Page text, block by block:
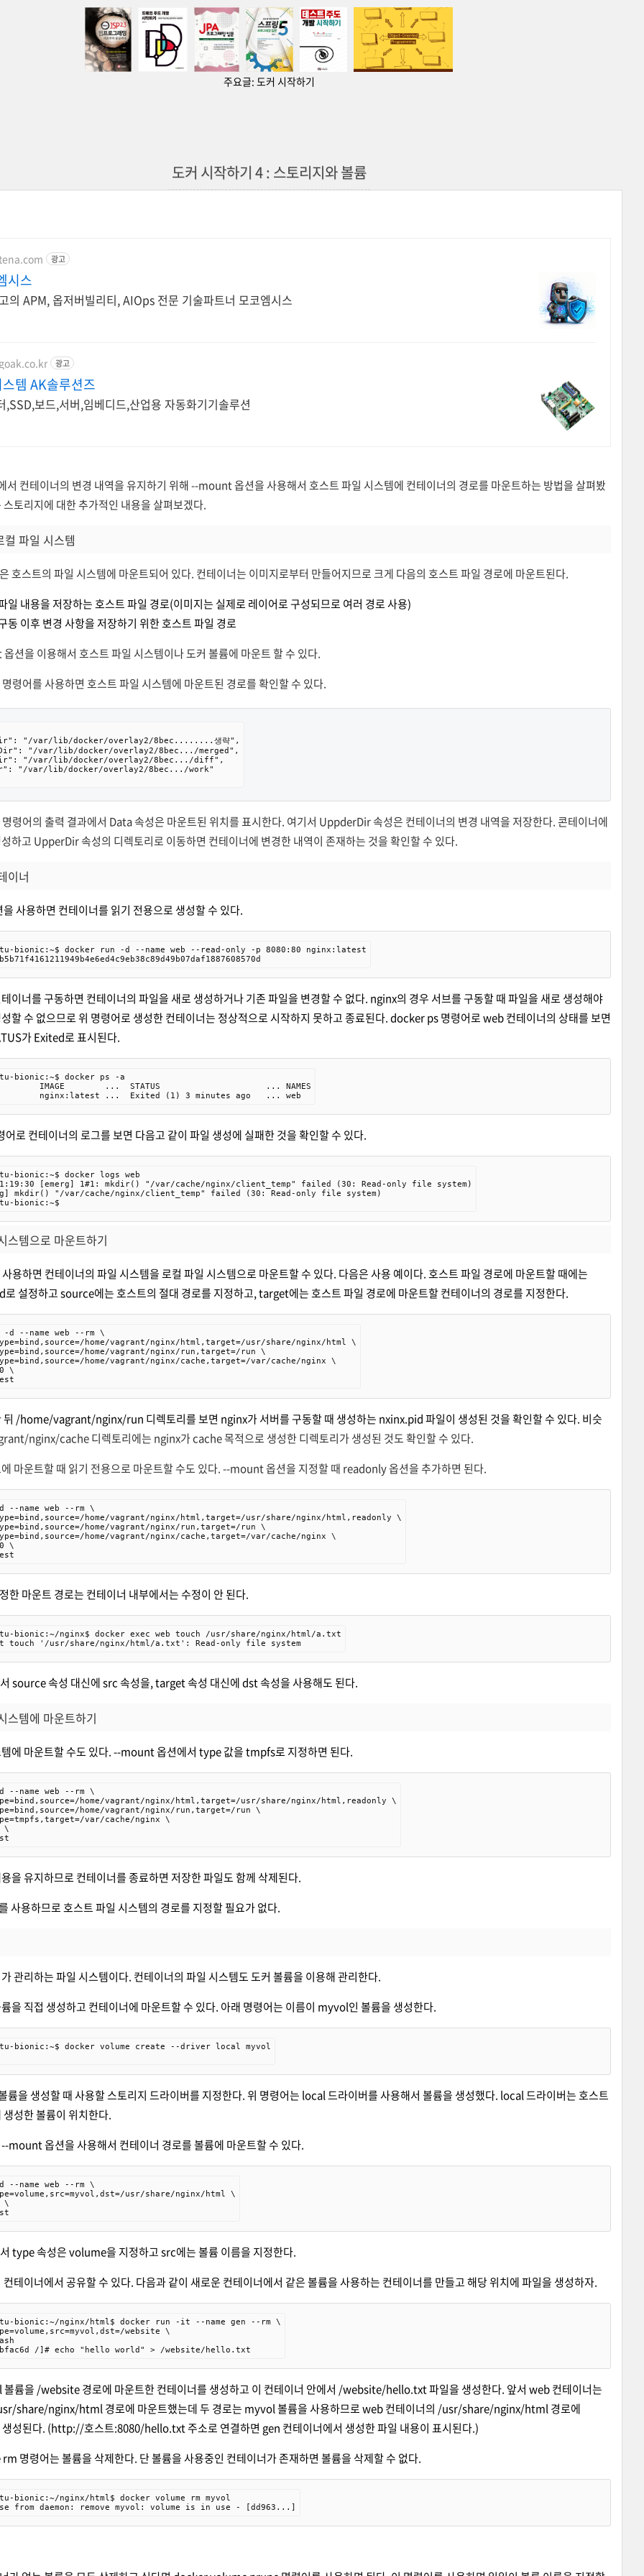
주요글: 도커 시작하기
도커 시작하기 4 : 스토리지와 볼륨
광고
시스
의 APM, 옵저버빌리티, AIOps 전문 기술파트너 모코엠시스
광고
템 AK솔루션즈
,SSD,보드,서버,임베디드,산업용 자동화기기솔루션
서 컨테이너의 변경 내역을 유지하기 위해 --mount 옵션을 사용해서 호스트 파일 시스템에 컨테이너의 경로를 마운트하는 방법을 살펴봤
토리지에 대한 추가적인 내용을 살펴보겠다.
파일 시스템
호스트의 파일 시스템에 마운트되어 있다. 컨테이너는 이미지로부터 만들어지므로 크게 다음의 호스트 파일 경로에 마운트된다.
일 내용을 저장하는 호스트 파일 경로(이미지는 실제로 레이어로 구성되므로 여러 경로 사용)
동 이후 변경 사항을 저장하기 위한 호스트 파일 경로
션을 이용해서 호스트 파일 시스템이나 도커 볼륨에 마운트 할 수 있다.
령어를 사용하면 호스트 파일 시스템에 마운트된 경로를 확인할 수 있다.
"/var/lib/docker/overlay2/8bec........생략",
"/var/lib/docker/overlay2/8bec.../merged",
"/var/lib/docker/overlay2/8bec.../diff",
"/var/lib/docker/overlay2/8bec.../work"
령어의 출력 결과에서 Data 속성은 마운트된 위치를 표시한다. 여기서 UppderDir 속성은 컨테이너의 변경 내역을 저장한다. 콘테이너에
하고 UpperDir 속성의 디렉토리로 이동하면 컨테이너에 변경한 내역이 존재하는 것을 확인할 수 있다.
이너
사용하면 컨테이너를 읽기 전용으로 생성할 수 있다.
bionic:~$ docker run -d --name web --read-only -p 8080:80 nginx:latest
이너를 구동하면 컨테이너의 파일을 새로 생성하거나 기존 파일을 변경할 수 없다. nginx의 경우 서브를 구동할 때 파일을 새로 생성해야
할 수 없으므로 위 명령어로 생성한 컨테이너는 정상적으로 시작하지 못하고 종료된다. docker ps 명령어로 web 컨테이너의 상태를 보면
가 Exited로 표시된다.
bionic:~$ docker ps -a
ID        IMAGE        ...  STATUS                     ... NAMES
nginx:latest ...  Exited (1) 3 minutes ago   ... web
로 컨테이너의 로그를 보면 다음고 같이 파일 생성에 실패한 것을 확인할 수 있다.
bionic:~$ docker logs web
[emerg] 1#1: mkdir() "/var/cache/nginx/client_temp" failed (30: Read-only file system)
mkdir() "/var/cache/nginx/client_temp" failed (30: Read-only file system)
bionic:~$
스템으로 마운트하기
용하면 컨테이너의 파일 시스템을 로컬 파일 시스템으로 마운트할 수 있다. 다음은 사용 예이다. 호스트 파일 경로에 마운트할 때에는
설정하고 source에는 호스트의 절대 경로를 지정하고, target에는 호스트 파일 경로에 마운트할 컨테이너의 경로를 지정한다.
-d --name web --rm \
home/vagrant/nginx/html,target=/usr/share/nginx/html \
home/vagrant/nginx/run,target=/run \
home/vagrant/nginx/cache,target=/var/cache/nginx \
\
뒤 /home/vagrant/nginx/run 디렉토리를 보면 nginx가 서버를 구동할 때 생성하는 nxinx.pid 파일이 생성된 것을 확인할 수 있다. 비슷
nginx/cache 디렉토리에는 nginx가 cache 목적으로 생성한 디렉토리가 생성된 것도 확인할 수 있다.
마운트할 때 읽기 전용으로 마운트할 수도 있다. --mount 옵션을 지정할 때 readonly 옵션을 추가하면 된다.
--name web --rm \
home/vagrant/nginx/html,target=/usr/share/nginx/html,readonly \
home/vagrant/nginx/run,target=/run \
home/vagrant/nginx/cache,target=/var/cache/nginx \
\
한 마운트 경로는 컨테이너 내부에서는 수정이 안 된다.
bionic:~/nginx$ docker exec web touch /usr/share/nginx/html/a.txt
touch '/usr/share/nginx/html/a.txt': Read-only file system
source 속성 대신에 src 속성을, target 속성 대신에 dst 속성을 사용해도 된다.
스템에 마운트하기
에 마운트할 수도 있다. --mount 옵션에서 type 값을 tmpfs로 지정하면 된다.
--name web --rm \
home/vagrant/nginx/html,target=/usr/share/nginx/html,readonly \
home/vagrant/nginx/run,target=/run \
var/cache/nginx \
\
을 유지하므로 컨테이너를 종료하면 저장한 파일도 함께 삭제된다.
사용하므로 호스트 파일 시스템의 경로를 지정할 필요가 없다.
관리하는 파일 시스템이다. 컨테이너의 파일 시스템도 도커 볼륨을 이용해 관리한다.
을 직접 생성하고 컨테이너에 마운트할 수 있다. 아래 명령어는 이름이 myvol인 볼륨을 생성한다.
bionic:~$ docker volume create --driver local myvol
을 생성할 때 사용할 스토리지 드라이버를 지정한다. 위 명령어는 local 드라이버를 사용해서 볼륨을 생성했다. local 드라이버는 호스트
성한 볼륨이 위치한다.
mount 옵션을 사용해서 컨테이너 경로를 볼륨에 마운트할 수 있다.
--name web --rm \
usr/share/nginx/html \
\
type 속성은 volume을 지정하고 src에는 볼륨 이름을 지정한다.
테이너에서 공유할 수 있다. 다음과 같이 새로운 컨테이너에서 같은 볼륨을 사용하는 컨테이너를 만들고 해당 위치에 파일을 생성하자.
bionic:~/nginx/html$ docker run -it --name gen --rm \
website \
/]# echo "hello world" > /website/hello.txt
륨을 /website 경로에 마운트한 컨테이너를 생성하고 이 컨테이너 안에서 /website/hello.txt 파일을 생성한다. 앞서 web 컨테이너는
share/nginx/html 경로에 마운트했는데 두 경로는 myvol 볼륨을 사용하므로 web 컨테이너의 /usr/share/nginx/html 경로에
성된다. (http://호스트:8080/hello.txt 주소로 연결하면 gen 컨테이너에서 생성한 파일 내용이 표시된다.)
명령어는 볼륨을 삭제한다. 단 볼륨을 사용중인 컨테이너가 존재하면 볼륨을 삭제할 수 없다.
bionic:~/nginx/html$ docker volume rm myvol
from daemon: remove myvol: volume is in use - [dd963...]